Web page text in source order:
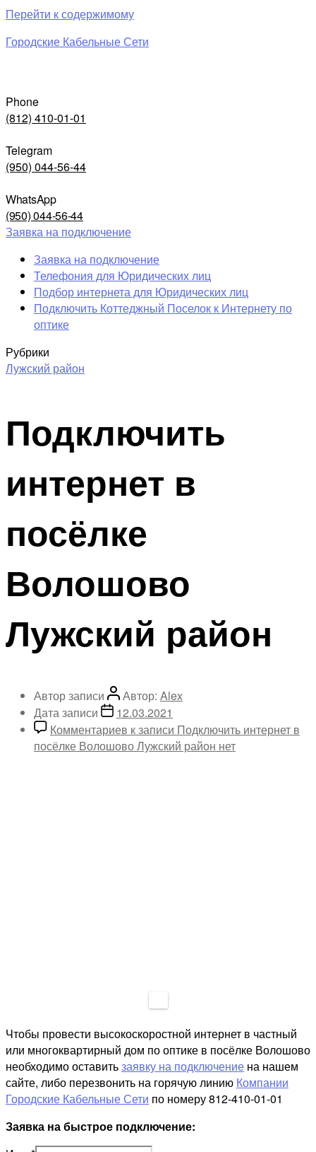
Перейти к содержимому
Городские Кабельные Сети
Phone
(812) 410-01-01
Telegram
(950) 044-56-44
WhatsApp
(950) 044-56-44
Заявка на подключение
Заявка на подключение
Телефония для Юридических лиц
Подбор интернета для Юридических лиц
Подключить Коттеджный Поселок к Интернету по
оптике
Рубрики
Лужский район
Подключить
интернет в
посёлке
Волошово
Лужский район
Автор записи Автор: Alex
Дата записи
12.03.2021
Комментариев к записи Подключить интернет в
посёлке Волошово Лужский район нет
Чтобы провести высокоскоростной интернет в частный
или многоквартирный дом по оптике в посёлке Волошово
необходимо оставитьзаявку на подключение на нашем
сайте, либо перезвонить на горячую линию Компании
Городские Кабельные Сети по номеру 812-410-01-01
Заявка на быстрое подключение: